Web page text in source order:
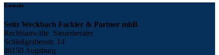
Kontakt
Seitz Weckbach Fackler & Partner mbB
Rechtsanwälte Steuerberater
Schießgrabenstr. 14
86150 Augsburg